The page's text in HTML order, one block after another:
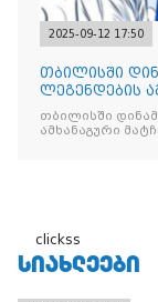
2025-09-12 17:50
თბილისში
ლეგენდების
თბილისში
ამხანაგური
clickss
ᲡᲘᲐᲮᲚᲔᲔᲑᲘ